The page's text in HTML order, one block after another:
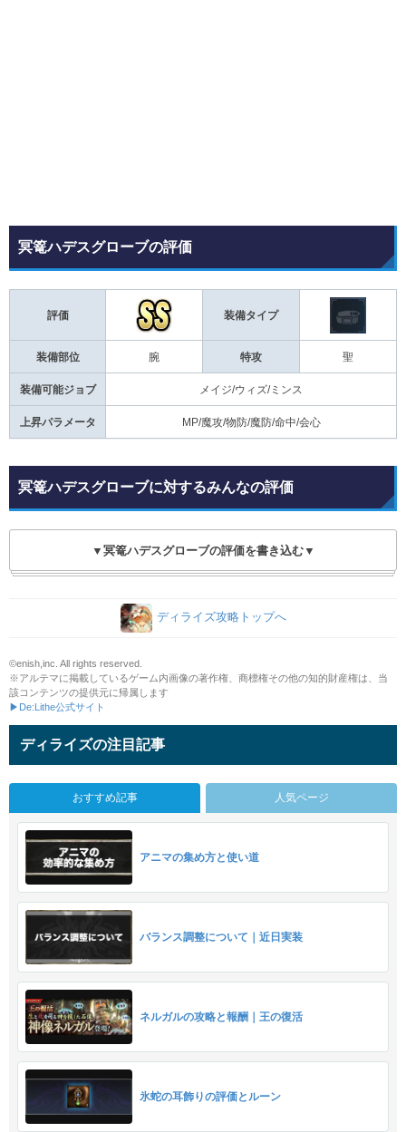
冥篭ハデスグローブの評価
評価 装備タイプ
装備部位 腕 特攻 聖
装備可能ジョブ メイジ/ウィズ/ミンス
上昇パラメータ MP/魔攻/物防/魔防/命中/会心
冥篭ハデスグローブに対するみんなの評価
▼冥篭ハデスグローブの評価を書き込む▼
ディライズ攻略トップへ
©enish,inc. All rights reserved.
※アルテマに掲載しているゲーム内画像の著作権、商標権その他の知的財産権は、当
該コンテンツの提供元に帰属します
▶De:Lithe公式サイト
ディライズの注目記事
おすすめ記事 人気ページ
アニマの集め方と使い道
バランス調整について｜近日実装
ネルガルの攻略と報酬｜王の復活
氷蛇の耳飾りの評価とルーン